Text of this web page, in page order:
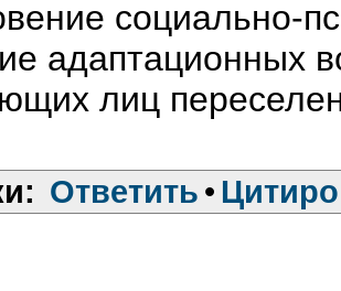
социально-
адаптационных
лиц
Ответить •